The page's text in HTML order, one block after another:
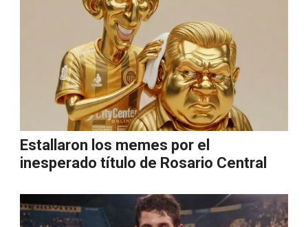
Estallaron los memes por el
inesperado título de Rosario Central